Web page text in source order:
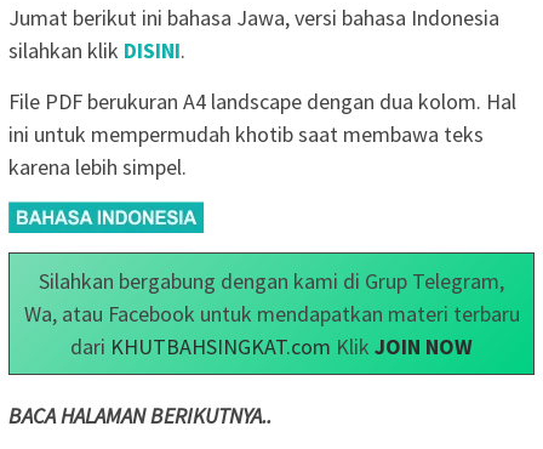
Jumat berikut ini bahasa Jawa, versi bahasa Indonesia
silahkan klik DISINI.
File PDF berukuran A4 landscape dengan dua kolom. Hal
ini untuk mempermudah khotib saat membawa teks
karena lebih simpel.
Silahkan bergabung dengan kami di Grup Telegram,
Wa, atau Facebook untuk mendapatkan materi terbaru
dari KHUTBAHSINGKAT.com Klik JOIN NOW
BACA HALAMAN BERIKUTNYA..